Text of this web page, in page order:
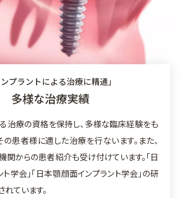
ンプラントによる治療に精通」
多様な治療実績
る治療の資格を保持し、多様な臨床経験をも
の患者様に適した治療を行ないます。また、
からの患者紹介も受け付けています。「日
学会」「日本顎顔面インプラント学会」の研
ています。